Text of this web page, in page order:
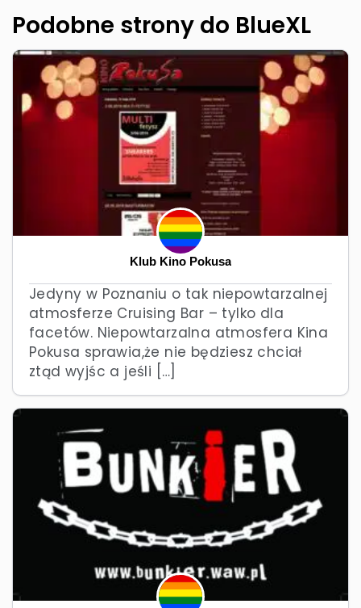
Podobne strony do BlueXL
Klub Kino Pokusa
Jedyny w Poznaniu o tak niepowtarzalnej
atmosferze Cruising Bar – tylko dla
facetów. Niepowtarzalna atmosfera Kina
Pokusa sprawia,że nie będziesz chciał
ztąd wyjśc a jeśli […]